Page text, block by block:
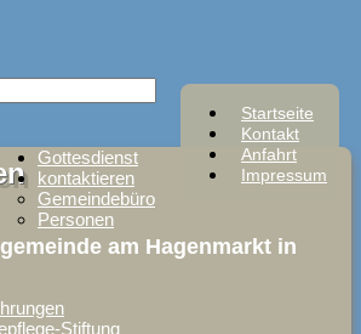
Startseite
Kontakt
Anfahrt
Impressum
am Hagenmarkt in
Gottesdienst
kontaktieren
Gemeindebüro
Personen
Stiftung